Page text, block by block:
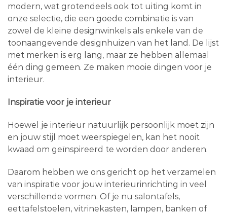
modern, wat grotendeels ook tot uiting komt in
onze selectie, die een goede combinatie is van
zowel de kleine designwinkels als enkele van de
toonaangevende designhuizen van het land. De lijst
met merken is erg lang, maar ze hebben allemaal
één ding gemeen. Ze maken mooie dingen voor je
interieur.
Inspiratie voor je interieur
Hoewel je interieur natuurlijk persoonlijk moet zijn
en jouw stijl moet weerspiegelen, kan het nooit
kwaad om geïnspireerd te worden door anderen.
Daarom hebben we ons gericht op het verzamelen
van inspiratie voor jouw interieurinrichting in veel
verschillende vormen. Of je nu salontafels,
eettafelstoelen, vitrinekasten, lampen, banken of